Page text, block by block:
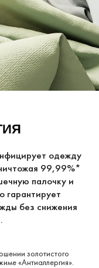
одежду
99,99%*
палочку и
гарантирует
без снижения
золотистого
«Антиаллергия».